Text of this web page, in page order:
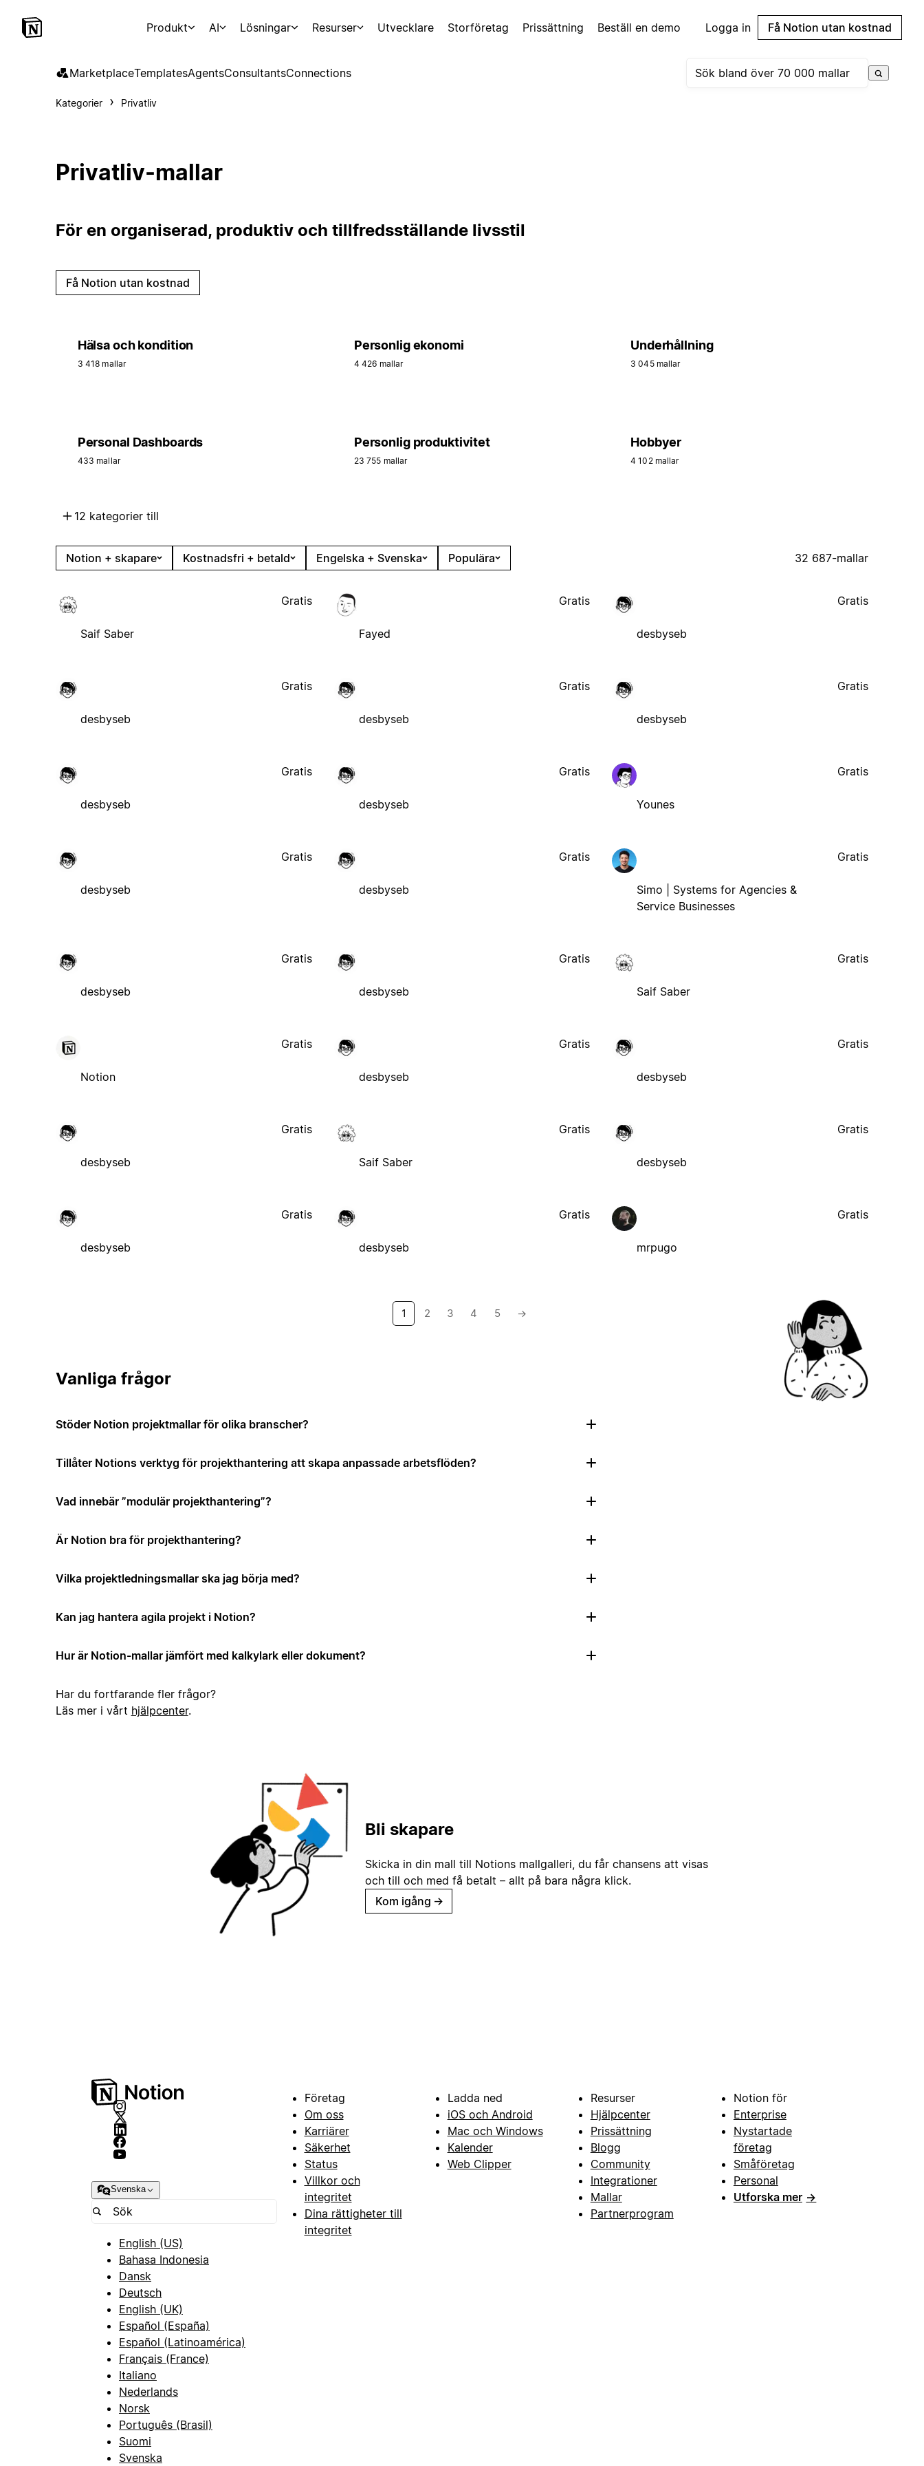
Produkt AI Lösningar Resurser Utvecklare Storföretag Prissättning Beställ en demo Logga in Få Notion utan kostnad
MarketplaceTemplatesAgentsConsultantsConnections
Kategorier Privatliv
Privatliv-mallar
För en organiserad, produktiv och tillfredsställande livsstil
Få Notion utan kostnad
Hälsa och kondition
3 418 mallar
Personlig ekonomi
4 426 mallar
Underhållning
3 045 mallar
Personal Dashboards
433 mallar
Personlig produktivitet
23 755 mallar
Hobbyer
4 102 mallar
12 kategorier till
Notion + skapare Kostnadsfri + betald Engelska + Svenska Populära 32 687-mallar
Saif Saber
Gratis
Fayed
Gratis
desbyseb
Gratis
desbyseb
Gratis
desbyseb
Gratis
desbyseb
Gratis
desbyseb
Gratis
desbyseb
Gratis
Younes
Gratis
desbyseb
Gratis
desbyseb
Gratis
Simo | Systems for Agencies &
Service Businesses
Gratis
desbyseb
Gratis
desbyseb
Gratis
Saif Saber
Gratis
Notion
Gratis
desbyseb
Gratis
desbyseb
Gratis
desbyseb
Gratis
Saif Saber
Gratis
desbyseb
Gratis
desbyseb
Gratis
desbyseb
Gratis
mrpugo
Gratis
1 2 3 4 5 →
Vanliga frågor
Stöder Notion projektmallar för olika branscher?
Tillåter Notions verktyg för projekthantering att skapa anpassade arbetsflöden?
Vad innebär ”modulär projekthantering”?
Är Notion bra för projekthantering?
Vilka projektledningsmallar ska jag börja med?
Kan jag hantera agila projekt i Notion?
Hur är Notion-mallar jämfört med kalkylark eller dokument?
Har du fortfarande fler frågor?
Läs mer i vårt hjälpcenter.
Bli skapare
Skicka in din mall till Notions mallgalleri, du får chansens att visas
och till och med få betalt – allt på bara några klick.
Kom igång →
Svenska
English (US)
Bahasa Indonesia
Dansk
Deutsch
English (UK)
Español (España)
Español (Latinoamérica)
Français (France)
Italiano
Nederlands
Norsk
Português (Brasil)
Suomi
Svenska
Företag
Om oss
Karriärer
Säkerhet
Status
Villkor och
integritet
Dina rättigheter till
integritet
Ladda ned
iOS och Android
Mac och Windows
Kalender
Web Clipper
Resurser
Hjälpcenter
Prissättning
Blogg
Community
Integrationer
Mallar
Partnerprogram
Notion för
Enterprise
Nystartade
företag
Småföretag
Personal
Utforska mer →